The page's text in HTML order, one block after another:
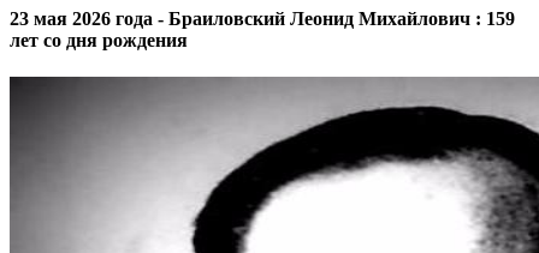
23 мая 2026 года - Браиловский Леонид Михайлович : 159
лет со дня рождения